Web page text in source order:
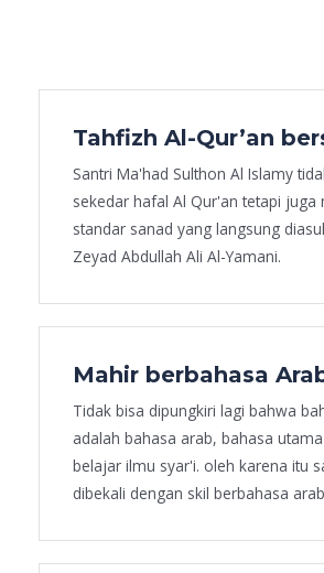
Tahfizh Al-Qur’an
Santri Ma'had Sulthon Al Islamy
sekedar hafal Al Qur'an tetapi juga
standar sanad yang langsung
Zeyad Abdullah Ali Al-Yamani.
Mahir berbahasa
Tidak bisa dipungkiri lagi bahwa
adalah bahasa arab, bahasa
belajar ilmu syar'i. oleh karena itu
dibekali dengan skil berbahasa